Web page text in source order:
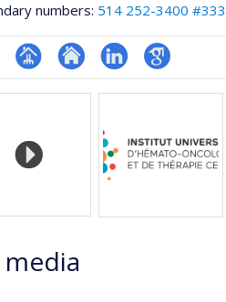
numbers: 514 252-3400
Page
(faculté,département,école)
Site
LinkedInGoogle